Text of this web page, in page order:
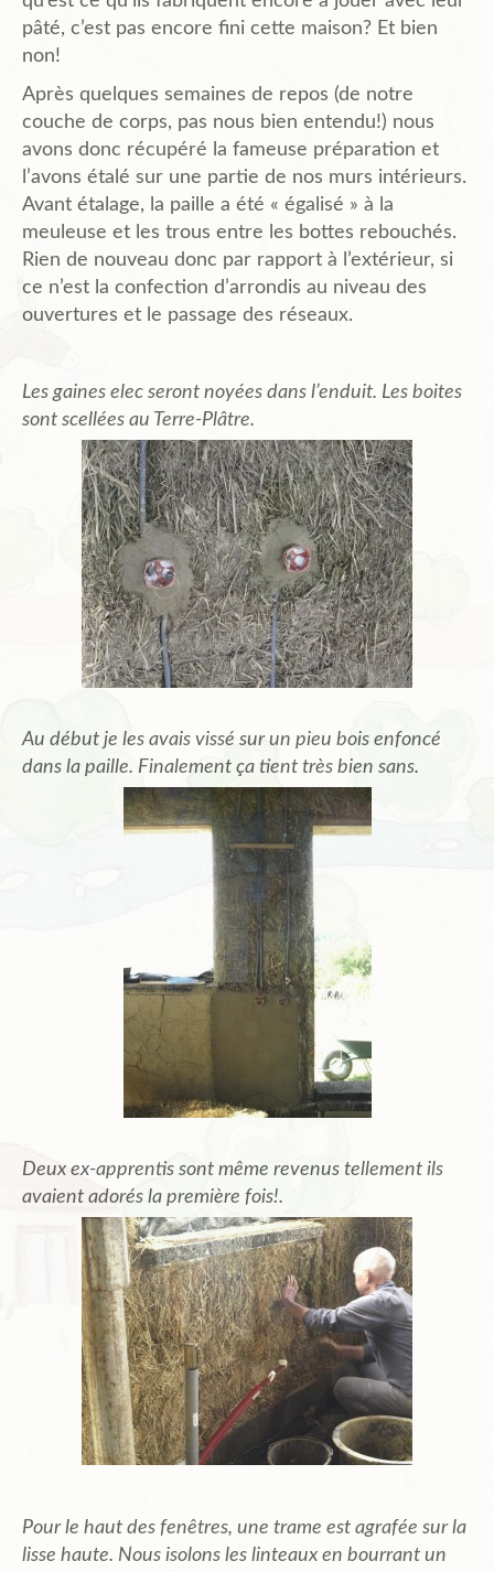
pâté, c’est pas encore fini cette maison? Et bien
non!
Après quelques semaines de repos (de notre
couche de corps, pas nous bien entendu!) nous
avons donc récupéré la fameuse préparation et
l’avons étalé sur une partie de nos murs intérieurs.
Avant étalage, la paille a été « égalisé » à la
meuleuse et les trous entre les bottes rebouchés.
Rien de nouveau donc par rapport à l’extérieur, si
ce n’est la confection d’arrondis au niveau des
ouvertures et le passage des réseaux.
Les gaines elec seront noyées dans l’enduit. Les boites
sont scellées au Terre-Plâtre.
Au début je les avais vissé sur un pieu bois enfoncé
dans la paille. Finalement ça tient très bien sans.
Deux ex-apprentis sont même revenus tellement ils
avaient adorés la première fois!.
Pour le haut des fenêtres, une trame est agrafée sur la
lisse haute. Nous isolons les linteaux en bourrant un